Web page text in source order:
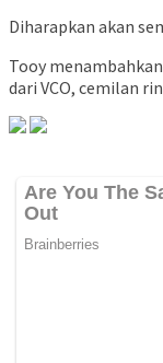
Diharapkan akan
Tooy
dari VCO, cemilan